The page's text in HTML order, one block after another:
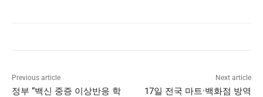
Previous article
정부 “백신 중증 이상반응 학
Next article
17일 전국 마트·백화점 방역